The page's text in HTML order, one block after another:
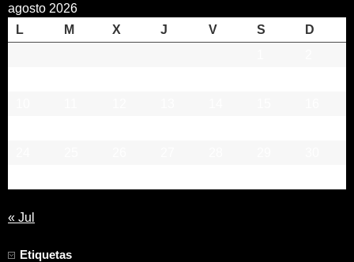
agosto 2026
L
M X J V S
D
« Jul
Etiquetas